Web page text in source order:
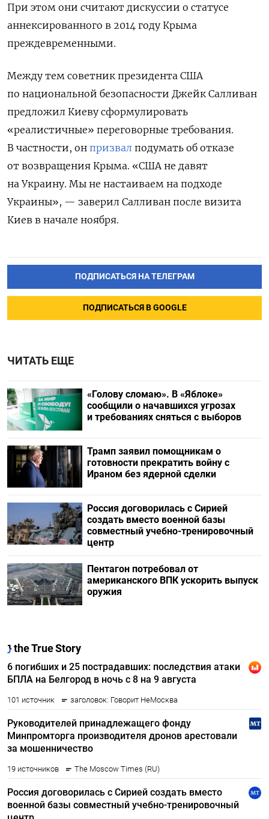
При этом они считают дискуссии о статусе
аннексированного в 2014 году Крыма
преждевременными.
Между тем советник президента США
по национальной безопасности Джейк Салливан
предложил Киеву сформулировать
«реалистичные» переговорные требования.
В частности, он призвал подумать об отказе
от возвращения Крыма. «США не давят
на Украину. Мы не настаиваем на подходе
Украины», — заверил Салливан после визита
Киев в начале ноября.
ПОДПИСАТЬСЯ НА ТЕЛЕГРАМ
ПОДПИСАТЬСЯ В GOOGLE
ЧИТАТЬ ЕЩЕ
«Голову сломаю». В «Яблоке»
сообщили о начавшихся угрозах
и требованиях сняться с выборов
Трамп заявил помощникам о
готовности прекратить войну с
Ираном без ядерной сделки
Россия договорилась с Сирией
создать вместо военной базы
совместный учебно-тренировочный
центр
Пентагон потребовал от
американского ВПК ускорить выпуск
оружия